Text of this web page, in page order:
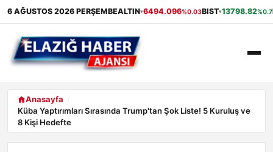
6 AĞUSTOS 2026 PERŞEMBEALTIN▾6494.096%0.03BIST▾13798.82%0.7
ANASAYFA
GÜNDEM
Anasayfa
Küba Yaptırımları Sırasında Trump'tan Şok Liste! 5 Kuruluş ve
8 Kişi Hedefte